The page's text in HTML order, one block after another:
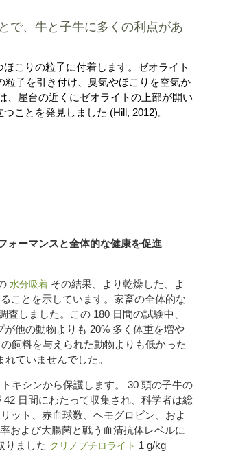
で、牛と子牛に多くの利点があ
こりの粒子に付着します。ゼオライト
子を引き付け、臭気やほこりを空気か
、屋台の近くにゼオライトの上部が開い
ことを発見しました (Hill, 2012)。
ォーマンスと全体的な健康を促進
水分吸着 その結果、より乾燥した、よ
ことを示しています。家畜の全体的な
しました。この 180 日間の試験中、
他の動物よりも 20% 多く体重を増や
飼料を与えられた動物よりも低かった
ていませんでした。
キシンから保護します。 30 頭の子牛の
日間にわたって収集され、科学者は総
ット、赤血球数、ヘモグロビン、およ
および大腸菌と戦う血清抗体レベルに
りました クリノプチロライト 1 g/kg